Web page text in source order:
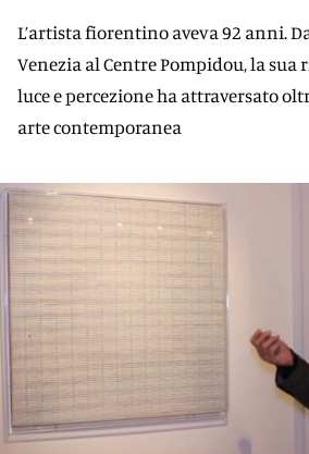
L’artista fiorentino aveva 92 anni.
Venezia al Centre Pompidou, la sua
luce e percezione ha attraversato
arte contemporanea